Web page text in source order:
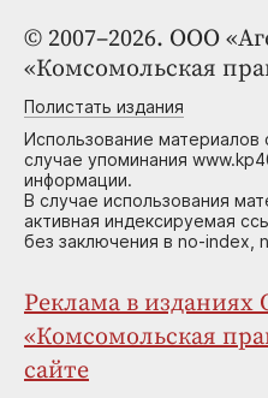
© 2007–2026. ООО
«Комсомольская
Полистать издания
Использование материалов
случае упоминания
информации.
В случае использования
активная индексируемая
без заключения в no-index,
Реклама в изданиях
«Комсомольская
сайте